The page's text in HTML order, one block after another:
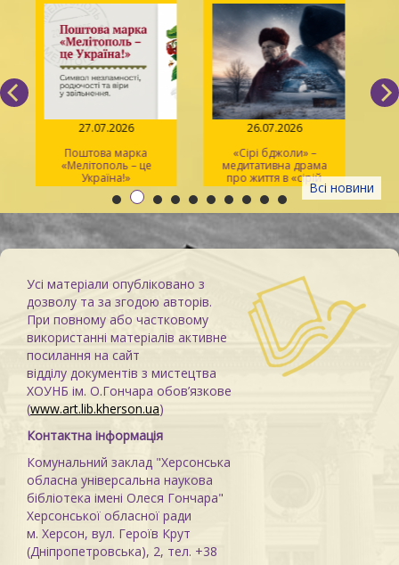
Всі новини
27.07.2026
Поштова марка
«Мелітополь – це
Україна!»
26.07.2026
«Сірі бджоли» –
медитативна драма
про життя в «сірій
зоні»
Усі матеріали опубліковано з
дозволу та за згодою авторів.
При повному або частковому
використанні матеріалів активне
посилання на сайт
відділу документів з мистецтва
ХОУНБ ім. О.Гончара обов’язкове
(www.art.lib.kherson.ua)
Контактна інформація
Комунальний заклад "Херсонська
обласна універсальна наукова
бібліотека імені Олеся Гончара"
Херсонської обласної ради
м. Херсон, вул. Героїв Крут
(Дніпропетровська), 2, тел. +38